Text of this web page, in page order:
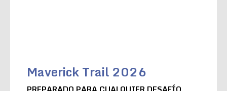
Maverick Trail 2026